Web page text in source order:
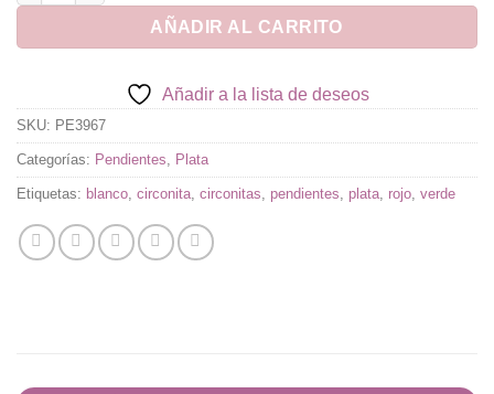
AÑADIR AL CARRITO
Añadir a la lista de deseos
SKU: PE3967
Categorías: Pendientes Plata
Etiquetas: blanco circonita circonitas pendientes plata rojo verde